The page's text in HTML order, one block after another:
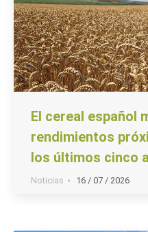
El cereal español
rendimientos
los últimos cinco
Noticias 16 / 07 / 2026